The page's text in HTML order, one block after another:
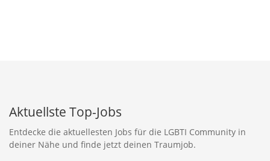
Aktuellste Top-Jobs
Entdecke die aktuellesten Jobs für die LGBTI Community in
deiner Nähe und finde jetzt deinen Traumjob.